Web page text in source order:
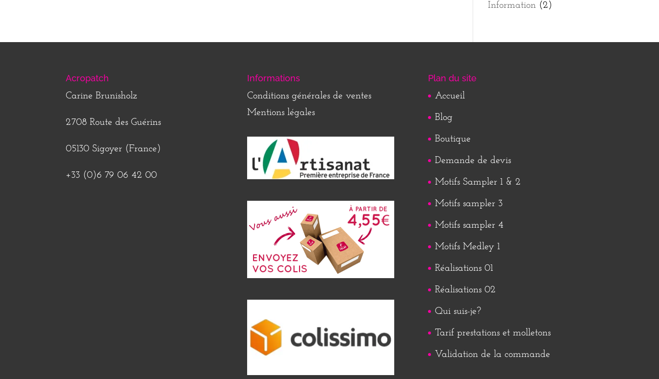
Information(2)
Acropatch
Carine Brunisholz
2708 Route des Guérins
05130 Sigoyer (France)
+33 (0)6 79 06 42 00
Informations
Conditions générales de ventes
Mentions légales
Plan du site
Accueil
Blog
Boutique
Demande de devis
Motifs Sampler 1 & 2
Motifs sampler 3
Motifs sampler 4
Motifs Medley 1
Réalisations 01
Réalisations 02
Qui suis-je?
Tarif prestations et molletons
Validation de la commande